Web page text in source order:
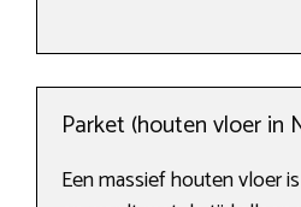
Parket (houten vloer in
Een massief houten vloer